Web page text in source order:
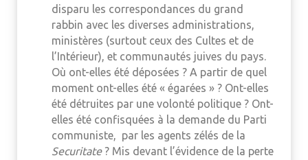
disparu les correspondances du grand
rabbin avec les diverses administrations,
ministères (surtout ceux des Cultes et de
l’Intérieur), et communautés juives du pays.
Où ont-elles été déposées ? A partir de quel
moment ont-elles été « égarées » ? Ont-elles
été détruites par une volonté politique ? Ont-
elles été confisquées à la demande du Parti
communiste, par les agents zélés de la
Securitate? Mis devant l’évidence de la perte